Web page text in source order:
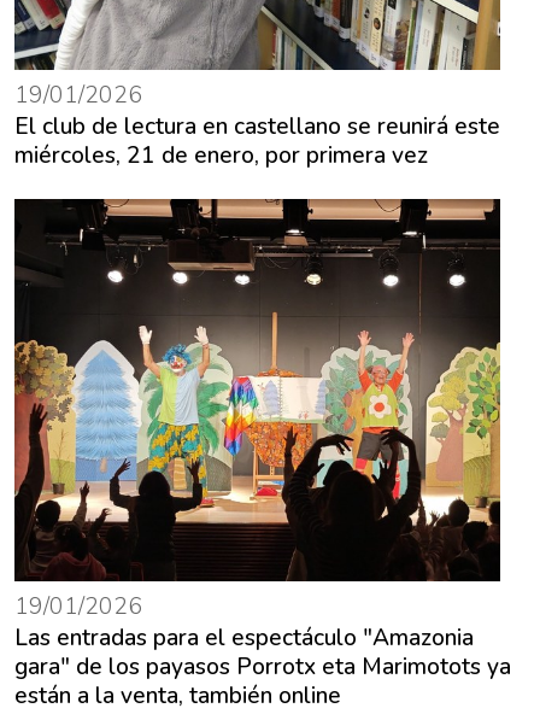
19/01/2026
El club de lectura en castellano se reunirá este
miércoles, 21 de enero, por primera vez
19/01/2026
Las entradas para el espectáculo "Amazonia
gara" de los payasos Porrotx eta Marimotots ya
están a la venta, también online